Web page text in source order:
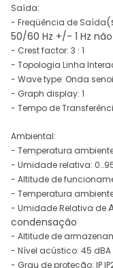
Saída:
- Freqüência de Saída
50/60 Hz +/- 1 Hz
- Crest factor: 3 : 1
- Topologia Linha
- Wave type: Onda
- Graph display: 1
- Tempo de
Ambiental:
- Temperatura
- Umidade relativa:
- Altitude de
- Temperatura
- Umidade Relativa de
condensação
- Altitude de
- Nível acústico: 45 dBA
- Grau de proteção: IP